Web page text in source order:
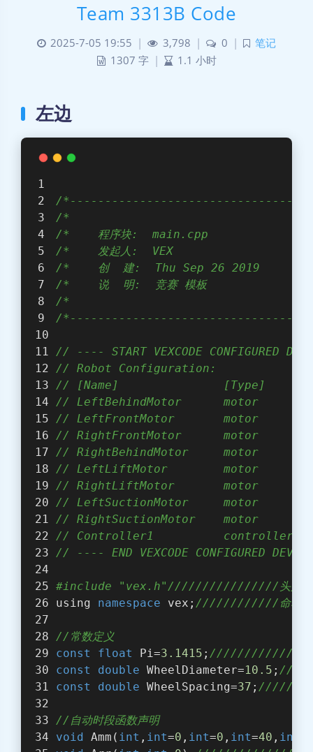
Team 3313B Code
2025-7-05 19:55 3,798 0
笔记
1307 字
1.1 小时
左边
/
/*
/*    程序块:  main.cpp
/*    发起人:  VEX
/*    创  建:  Thu Sep 26
/*    说  明:  竞赛 模板
/*
/
// ---- START VEXCODE CONFIGURED
// Robot Configuration:
// [Name]               [Type]
// LeftBehindMotor
// LeftFrontMotor
// RightFrontMotor
// RightBehindMotor
// LeftLiftMotor
// RightLiftMotor
// LeftSuctionMotor
// RightSuctionMotor
// Controller1
// ---- END VEXCODE CONFIGURED
#include "vex.h"////////////////头文件
using namespace vex ; ////////////命名空
//常数定义
const
float Pi=3.1415 ; ///////////////////
const
double WheelDiameter=10.5 ;
const
double WheelSpacing=37 ;
//自动时段函数声明
void
Amm( int , int=0 , int=0 , int=40 , int